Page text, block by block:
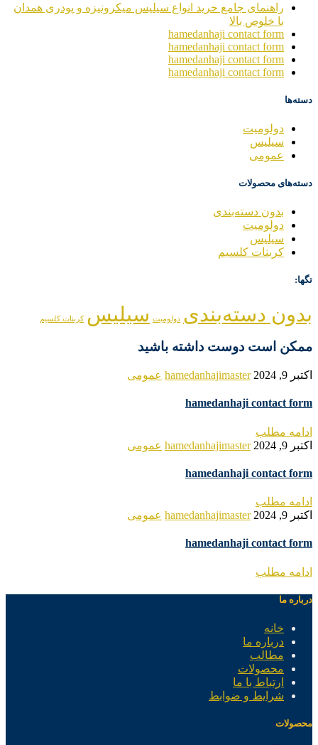
راهنمای جامع خرید انواع سیلیس میکرونیزه و پودری همدان
با خلوص بالا
hamedanhaji contact form
hamedanhaji contact form
hamedanhaji contact form
hamedanhaji contact form
دسته‌ها
دولومیت
سیلیس
عمومی
دسته‌های محصولات
بدون دسته‌بندی
دولومیت
سیلیس
کربنات کلسیم
تگها:
بدون دسته‌بندی دولومیت سیلیس کربنات کلسیم
ممکن است دوست داشته باشید
اکتبر 9, 2024 hamedanhajimaster عمومی
hamedanhaji contact form
ادامه مطلب
اکتبر 9, 2024
hamedanhajimaster عمومی
hamedanhaji contact form
ادامه مطلب
اکتبر 9, 2024
hamedanhajimaster عمومی
hamedanhaji contact form
ادامه مطلب
درباره ما
خانه
درباره ما
مطالب
محصولات
ارتباط با ما
شرایط و ضوابط
محصولات